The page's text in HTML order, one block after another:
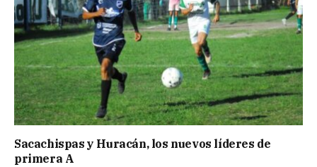
Sacachispas y Huracán, los nuevos líderes de
primera A